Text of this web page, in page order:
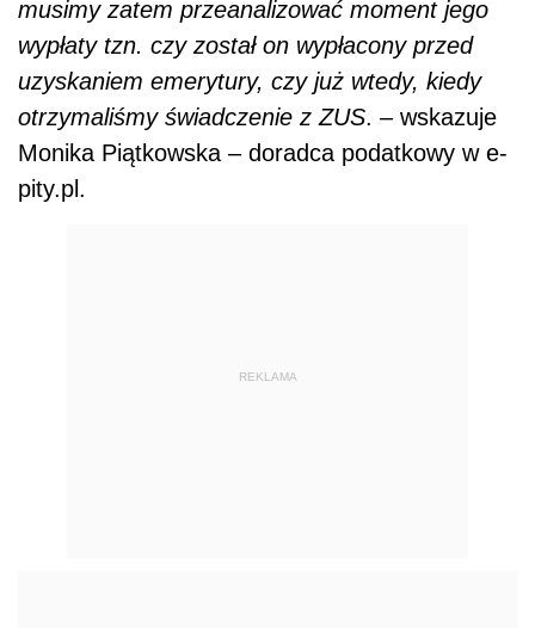
musimy zatem przeanalizować moment jego
wypłaty tzn. czy został on wypłacony przed
uzyskaniem emerytury, czy już wtedy, kiedy
otrzymaliśmy świadczenie z ZUS. – wskazuje
Monika Piątkowska – doradca podatkowy w e-
pity.pl.
REKLAMA